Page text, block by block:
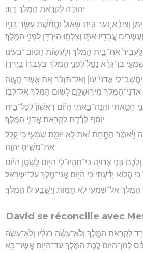
יְהוּדָ֔ה לִקְרַ֖את הַמֶּ֥לֶךְ דָּוִֽד׃
וְצִיבָ֗א נַ֚עַר בֵּ֣ית שָׁא֔וּל וַחֲמֵ֨שֶׁת עָשָׂ֥ר בָּנָ֛יו
וְעֶשְׂרִ֥ים עֲבָדָ֖יו אִתּ֑וֹ וְצָלְח֥וּ הַיַּרְדֵּ֖ן לִפְנֵ֥י הַמֶּֽלֶךְ׃
אֶת־בֵּ֣ית הַמֶּ֔לֶךְ וְלַעֲשׂ֥וֹת הַטּ֖וֹב *בעינו
בֶן־גֵּרָ֗א נָפַל֙ לִפְנֵ֣י הַמֶּ֔לֶךְ בְּעָבְר֖וֹ בַּיַּרְדֵּֽן׃
אֲדֹנִי֮ עָוֺן֒ וְאַל־תִּזְכֹּ֗ר אֵ֚ת אֲשֶׁ֣ר הֶעֱוָ֣ה
מִירֽוּשָׁלִָ֑ם לָשׂ֥וּם הַמֶּ֖לֶךְ אֶל־לִבּֽוֹ׃
חָטָ֑אתִי וְהִנֵּֽה־בָ֣אתִי הַיּ֗וֹם רִאשׁוֹן֙ לְכָל־בֵּ֣ית
יוֹסֵ֔ף לָרֶ֕דֶת לִקְרַ֖את אֲדֹנִ֥י הַמֶּֽלֶךְ׃
וַיֹּ֔אמֶר הֲתַ֣חַת זֹ֔את לֹ֥א יוּמַ֖ת שִׁמְעִ֑י כִּ֥י קִלֵּ֖ל
אֶת־מְשִׁ֥יחַ יְהוָֽה׃
בְּנֵ֣י צְרוּיָ֔ה כִּי־תִֽהְיוּ־לִ֥י הַיּ֖וֹם לְשָׂטָ֑ן הַיּ֗וֹם
הֲל֣וֹא יָדַ֔עְתִּי כִּ֥י הַיּ֖וֹם אֲנִי־מֶ֥לֶךְ עַל־יִשְׂרָאֵֽל׃
הַמֶּ֛לֶךְ אֶל־שִׁמְעִ֖י לֹ֣א תָמ֑וּת וַיִּשָּׁ֥בַֽע ל֖וֹ הַמֶּֽלֶךְ׃
David se réconcilie avec
לִקְרַ֣את הַמֶּ֑לֶךְ וְלֹא־עָשָׂ֨ה רַגְלָ֜יו וְלֹא־עָשָׂ֣ה
לְמִן־הַיּוֹם֙ לֶ֣כֶת הַמֶּ֔לֶךְ עַד־הַיּ֖וֹם אֲשֶׁר־בָּ֥א